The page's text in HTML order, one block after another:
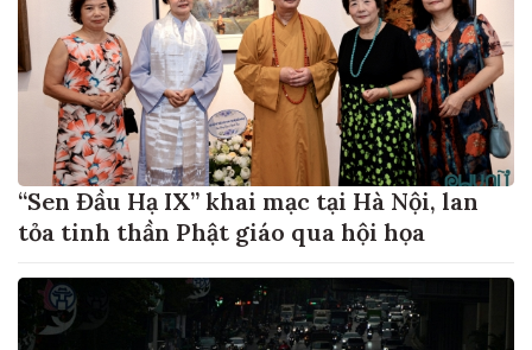
“Sen Đầu Hạ IX” khai mạc tại Hà Nội, lan
tỏa tinh thần Phật giáo qua hội họa